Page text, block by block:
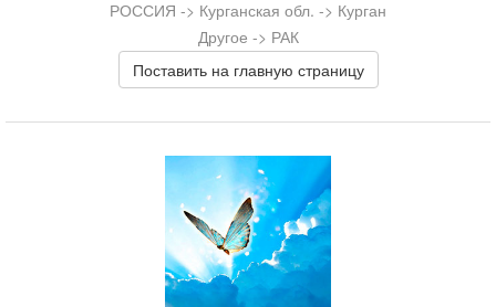
РОССИЯ -> Курганская обл. -> Курган
Другое -> РАК
Поставить на главную страницу